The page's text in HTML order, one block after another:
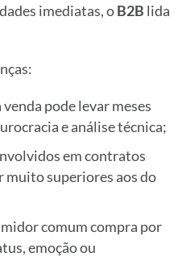
imediatas, oB2B lida
venda pode levar meses
e análise técnica;
em contratos
superiores aos do
comum compra por
emoção ou